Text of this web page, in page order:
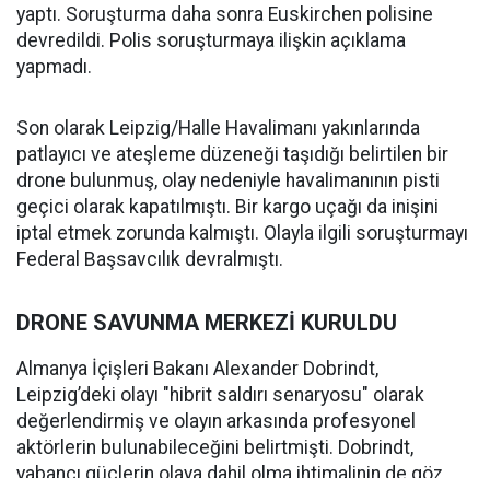
yaptı. Soruşturma daha sonra Euskirchen polisine
devredildi. Polis soruşturmaya ilişkin açıklama
yapmadı.
Son olarak Leipzig/Halle Havalimanı yakınlarında
patlayıcı ve ateşleme düzeneği taşıdığı belirtilen bir
drone bulunmuş, olay nedeniyle havalimanının pisti
geçici olarak kapatılmıştı. Bir kargo uçağı da inişini
iptal etmek zorunda kalmıştı. Olayla ilgili soruşturmayı
Federal Başsavcılık devralmıştı.
DRONE SAVUNMA MERKEZİ KURULDU
Almanya İçişleri Bakanı Alexander Dobrindt,
Leipzig’deki olayı "hibrit saldırı senaryosu" olarak
değerlendirmiş ve olayın arkasında profesyonel
aktörlerin bulunabileceğini belirtmişti. Dobrindt,
yabancı güçlerin olaya dahil olma ihtimalinin de göz